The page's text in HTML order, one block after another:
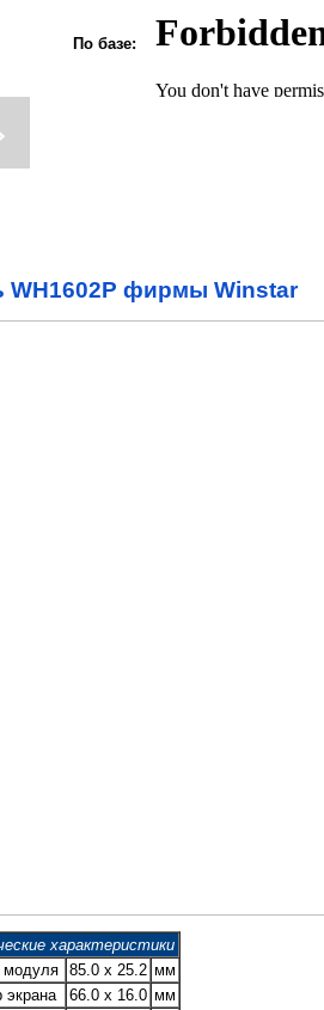
По базе:
фирмы Winstar
характеристики
модуля 85.0 x 25.2 мм
экрана
66.0 x 16.0 мм